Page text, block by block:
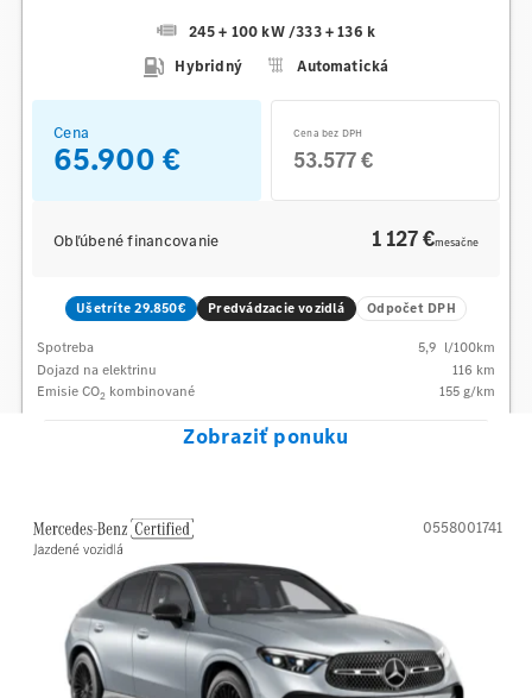
245 + 100 kW/333 + 136 k
Hybridný
Automatická
Cena
65.900 €
Cena bez DPH
53.577 €
Obľúbené financovanie 1 127 €mesačne
Ušetríte 29.850€ Predvádzacie vozidlá Odpočet DPH
Spotreba 5,9 l/100km
Dojazd na elektrinu
116 km
Emisie CO2 kombinované 155g/km
Zobraziť ponuku
0558001741